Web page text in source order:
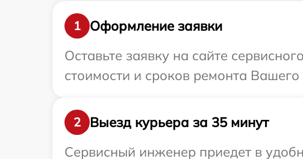
1
Оформление заявки
Оставьте заявку на сайте
стоимости и сроков ремонта Вашего
2
Выезд курьера за 35 минут
Сервисный инженер приедет в